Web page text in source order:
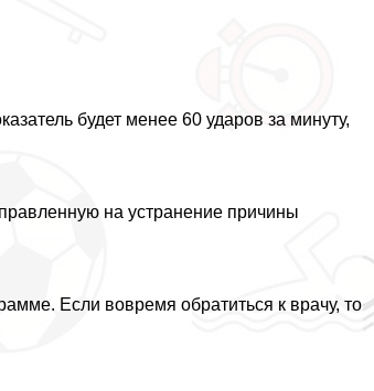
будет менее 60 ударов за минуту,
на устранение причины
Если вовремя обратиться к врачу, то